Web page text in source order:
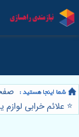
⭐️ علائم خرابی